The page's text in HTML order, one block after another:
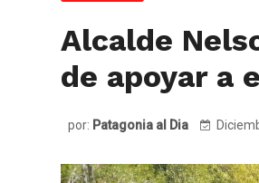
Alcalde
de apoyar a
por: Patagonia al Dia